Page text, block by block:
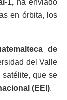
1, ha enviado
en órbita, los
de
del Valle
satélite, que se
(EEI).